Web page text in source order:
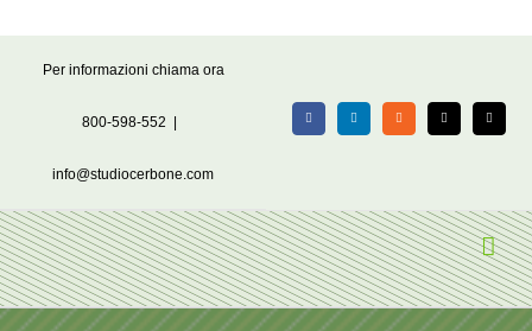
Per informazioni chiama ora
800-598-552
info@studiocerbone.com
FacebookLinkedIn Rss X Email